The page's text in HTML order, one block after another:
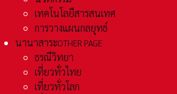
เทคโนโลยีสารสนเทศ
การวางแผนกลยุทธ์
นานาสาระOTHER PAGE
ธรณีวิทยา
เที่ยวทั่วไทย
เที่ยวทั่วโลก